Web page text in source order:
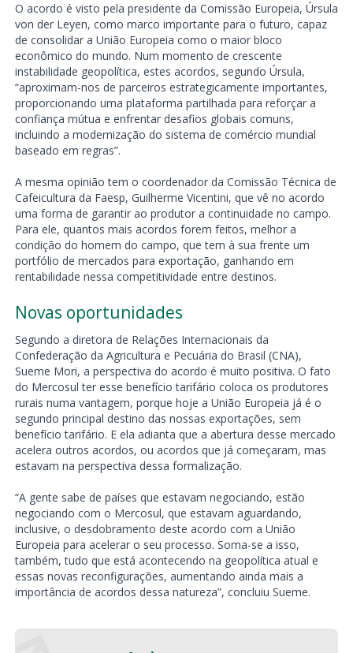
O acordo é visto pela presidente da Comissão Europeia, Úrsula
von der Leyen, como marco importante para o futuro, capaz
de consolidar a União Europeia como o maior bloco
econômico do mundo. Num momento de crescente
instabilidade geopolítica, estes acordos, segundo Úrsula,
“aproximam-nos de parceiros estrategicamente importantes,
proporcionando uma plataforma partilhada para reforçar a
confiança mútua e enfrentar desafios globais comuns,
incluindo a modernização do sistema de comércio mundial
baseado em regras”.
A mesma opinião tem o coordenador da Comissão Técnica de
Cafeicultura da Faesp, Guilherme Vicentini, que vê no acordo
uma forma de garantir ao produtor a continuidade no campo.
Para ele, quantos mais acordos forem feitos, melhor a
condição do homem do campo, que tem à sua frente um
portfólio de mercados para exportação, ganhando em
rentabilidade nessa competitividade entre destinos.
Novas oportunidades
Segundo a diretora de Relações Internacionais da
Confederação da Agricultura e Pecuária do Brasil (CNA),
Sueme Mori, a perspectiva do acordo é muito positiva. O fato
do Mercosul ter esse benefício tarifário coloca os produtores
rurais numa vantagem, porque hoje a União Europeia já é o
segundo principal destino das nossas exportações, sem
benefício tarifário. E ela adianta que a abertura desse mercado
acelera outros acordos, ou acordos que já começaram, mas
estavam na perspectiva dessa formalização.
“A gente sabe de países que estavam negociando, estão
negociando com o Mercosul, que estavam aguardando,
inclusive, o desdobramento deste acordo com a União
Europeia para acelerar o seu processo. Soma-se a isso,
também, tudo que está acontecendo na geopolítica atual e
essas novas reconfigurações, aumentando ainda mais a
importância de acordos dessa natureza”, concluiu Sueme.